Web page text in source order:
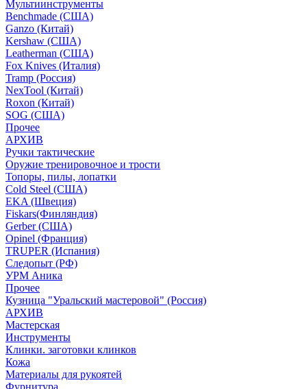
Мультиинструменты
Benchmade (США)
Ganzo (Китай)
Kershaw (США)
Leatherman (США)
Fox Knives (Италия)
Tramp (Россия)
NexTool (Китай)
Roxon (Китай)
SOG (США)
Прочее
АРХИВ
Ручки тактические
Оружие тренировочное и трости
Топоры, пилы, лопатки
Cold Steel (США)
EKA (Швеция)
Fiskars(Финляндия)
Gerber (США)
Opinel (Франция)
TRUPER (Испания)
Следопыт (РФ)
УРМ Аника
Прочее
Кузница "Уральский мастеровой" (Россия)
АРХИВ
Мастерская
Инструменты
Клинки. заготовки клинков
Кожа
Материалы для рукоятей
Фурнитура